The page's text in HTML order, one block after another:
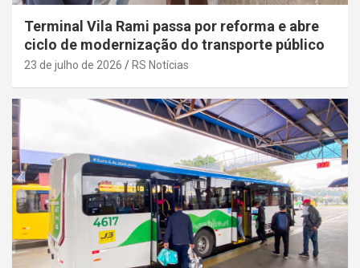
Terminal Vila Rami passa por reforma e abre
ciclo de modernização do transporte público
23 de julho de 2026 RS Notícias